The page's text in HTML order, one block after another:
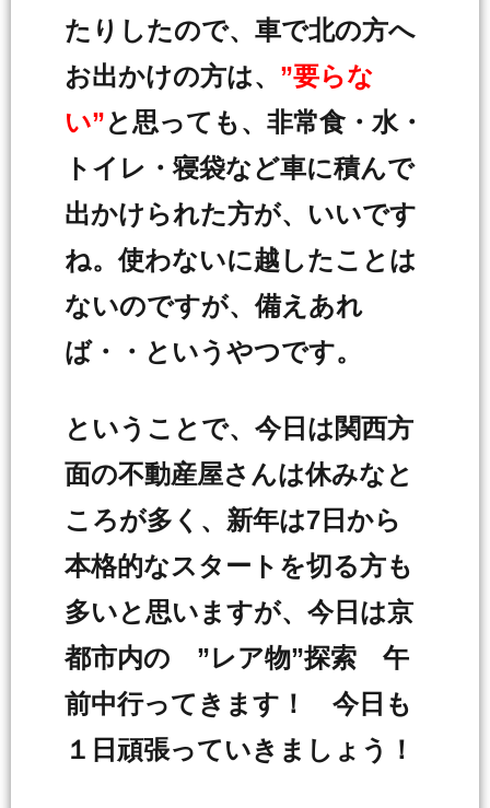
たりしたので、車で北の方へ
お出かけの方は、 ”要らな
い”と思っても、非常食・水・
トイレ・寝袋など車に積んで
出かけられた方が、いいです
ね。使わないに越したことは
ないのですが、備えあれ
ば・・というやつです。
ということで、今日は関西方
面の不動産屋さんは休みなと
ころが多く、新年は7日から
本格的なスタートを切る方も
多いと思いますが、今日は京
都市内の ”レア物”探索 午
前中行ってきます！ 今日も
１日頑張っていきましょう！